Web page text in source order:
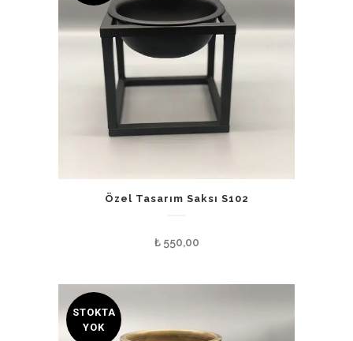
Özel Tasarım Saksı S102
₺550,00
STOKTA
YOK